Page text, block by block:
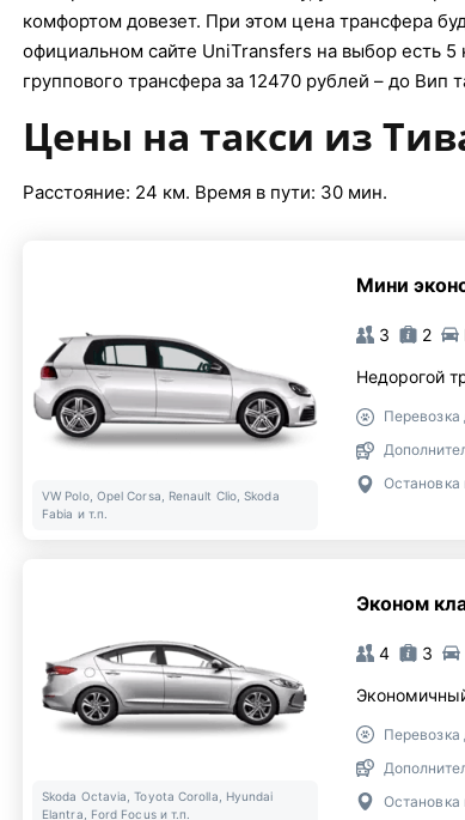
комфортом довезет. При этом цена трансфера
официальном сайте UniTransfers на выбор есть
группового трансфера за 12470 рублей – до Вип
Цены на такси из
Расстояние: 24 км. Время в пути: 30 мин.
VW Polo, Opel Corsa, Renault Clio, Skoda
Fabia и т.п.
Мини
3 2
Недорогой
Остановка
Skoda Octavia, Toyota Corolla, Hyundai
Elantra, Ford Focus и т.п.
Эконом
4 3
Остановка